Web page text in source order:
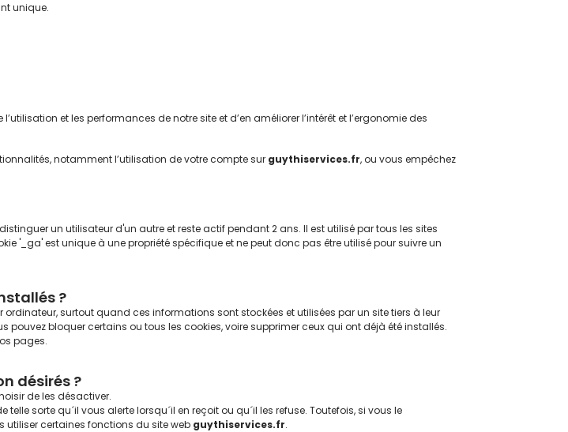
unique.
et les performances de notre site et d’en améliorer l’intérêt et l’ergonomie des
notamment l’utilisation de votre compte sur guythiservices.fr, ou vous empêchez
un utilisateur d'un autre et reste actif pendant 2 ans. Il est utilisé par tous les sites
'_ga' est unique à une propriété spécifique et ne peut donc pas être utilisé pour suivre un
?
surtout quand ces informations sont stockées et utilisées par un site tiers à leur
bloquer certains ou tous les cookies, voire supprimer ceux qui ont déjà été installés.
pages.
désirés ?
de les désactiver.
sorte qu´il vous alerte lorsqu´il en reçoit ou qu´il les refuse. Toutefois, si vous le
utiliser certaines fonctions du site web guythiservices.fr.